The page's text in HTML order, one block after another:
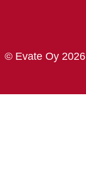
© Evate Oy 2026